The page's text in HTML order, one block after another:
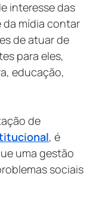
interesse das
da mídia contar
de atuar de
para eles,
educação,
de
, é
uma gestão
sociais